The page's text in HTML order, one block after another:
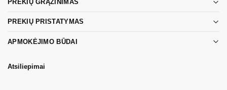
PREKIŲ GRĄŽINIMAS
PREKIŲ PRISTATYMAS
APMOKĖJIMO BŪDAI
Atsiliepimai